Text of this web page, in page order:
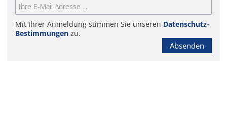
Mit Ihrer Anmeldung stimmen Sie unseren Datenschutz-
Bestimmungen zu.
Absenden